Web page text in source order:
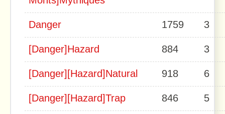
Danger 1759 3
[Danger]Hazard 884 3
[Danger][Hazard]Natural 918 6
[Danger][Hazard]Trap 846 5